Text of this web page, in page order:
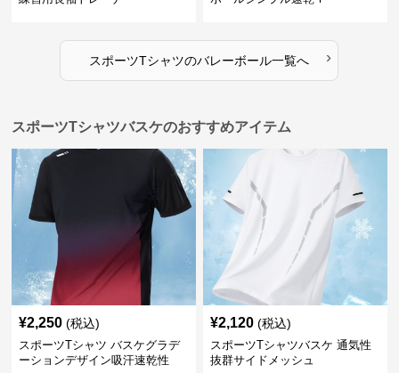
スポーツTシャツのバレーボール一覧へ ›
スポーツTシャツバスケのおすすめアイテム
¥2,250 (税込)
スポーツTシャツ バスケグラデ
ーションデザイン吸汗速乾性
¥2,120 (税込)
スポーツTシャツバスケ 通気性
抜群サイドメッシュ